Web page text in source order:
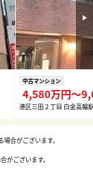
中古マンション
4,580万円〜
港区三田２丁目 白金高輪
合がございます。
がございます。